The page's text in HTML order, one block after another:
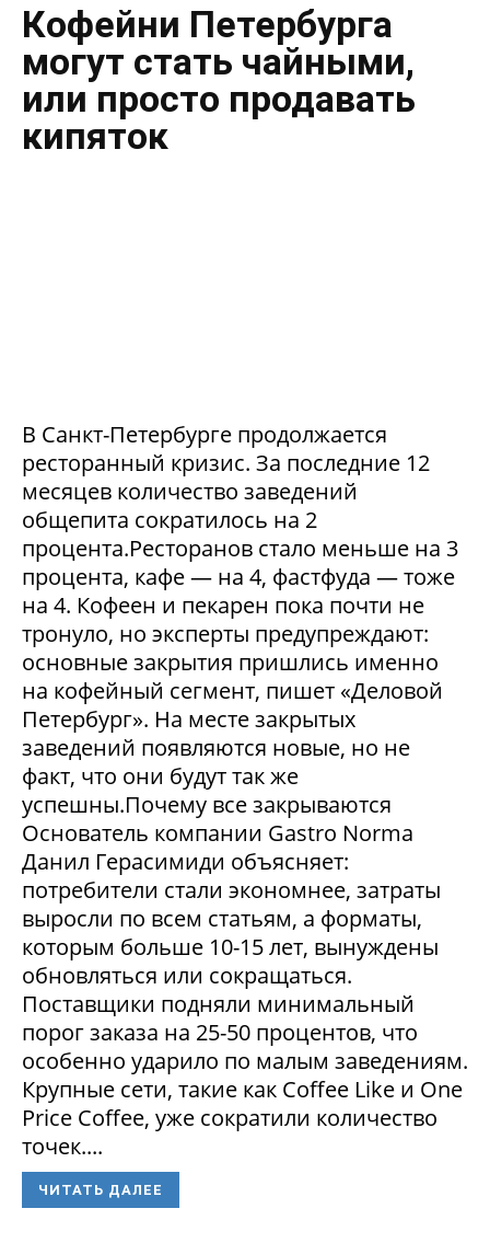
Кофейни Петербурга
могут стать чайными,
или просто продавать
кипяток
В Санкт-Петербурге продолжается
ресторанный кризис. За последние 12
месяцев количество заведений
общепита сократилось на 2
процента.Ресторанов стало меньше на 3
процента, кафе — на 4, фастфуда — тоже
на 4. Кофеен и пекарен пока почти не
тронуло, но эксперты предупреждают:
основные закрытия пришлись именно
на кофейный сегмент, пишет «Деловой
Петербург». На месте закрытых
заведений появляются новые, но не
факт, что они будут так же
успешны.Почему все закрываются
Основатель компании Gastro Norma
Данил Герасимиди объясняет:
потребители стали экономнее, затраты
выросли по всем статьям, а форматы,
которым больше 10-15 лет, вынуждены
обновляться или сокращаться.
Поставщики подняли минимальный
порог заказа на 25-50 процентов, что
особенно ударило по малым заведениям.
Крупные сети, такие как Coffee Like и One
Price Coffee, уже сократили количество
точек....
ЧИТАТЬ ДАЛЕЕ